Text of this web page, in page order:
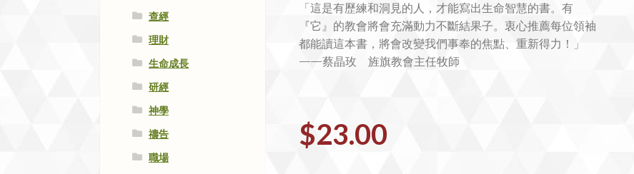
「這是有歷練和洞見的人，才能寫出生命智慧的書。有
『它』的教會將會充滿動力不斷結果子。衷心推薦每位領袖
都能讀這本書，將會改變我們事奉的焦點、重新得力！」
——蔡晶玫 旌旗教會主任牧師
$23.00
查經
理財
生命成長
研經
神學
禱告
職場